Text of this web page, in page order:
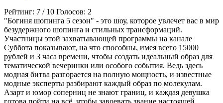
Рейтинг: 7 / 10 Голосов: 2
"Богиня шопинга 5 сезон" - это шоу, которое увлечет вас в мир
безудержного шопинга и стильных трансформаций.
Участницы этой захватывающей программы на канале
Суббота показывают, на что способны, имея всего 15000
рублей и 3 часа времени, чтобы создать идеальный образ для
тематической вечеринки или особого события. Ведь здесь
модная битва разгорается на полную мощность, и известные
модные эксперты разбирают каждый образ по молекулам.
Азарт и юмор соперниц не знают границ, и каждая девушка